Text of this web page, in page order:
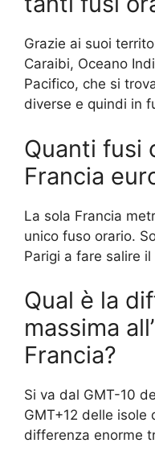
Grazie ai suoi
Caraibi, Oceano
Pacifico, che si
diverse e quindi in
Quanti fusi
Francia
La sola Francia
unico fuso orario.
Parigi a fare salire
Qual è la
massima
Francia?
Si va dal GMT-10
GMT+12 delle isole
differenza enorme